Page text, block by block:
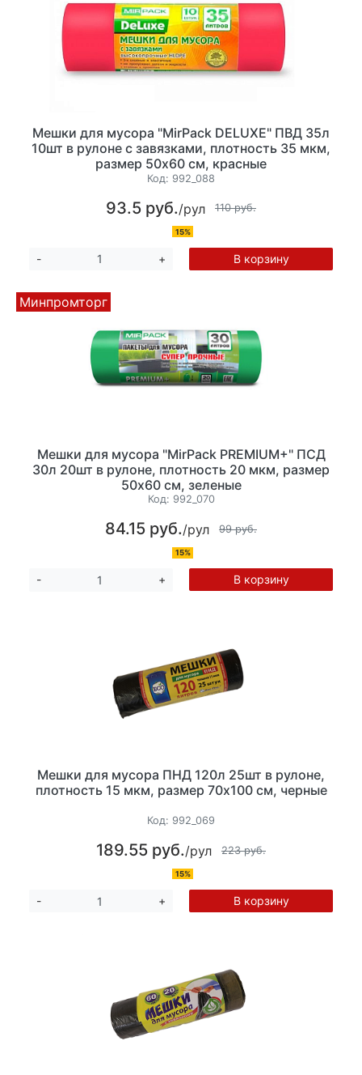
Мешки для мусора "MirPack DELUXE" ПВД 35л
10шт в рулоне с завязками, плотность 35 мкм,
размер 50х60 см, красные
Код: 992_088
93.5 руб./рул 110 руб.
15%
- + В корзину
Минпромторг
Мешки для мусора "MirPack PREMIUM+" ПСД
30л 20шт в рулоне, плотность 20 мкм, размер
50х60 см, зеленые
Код: 992_070
84.15 руб./рул 99 руб.
15%
- + В корзину
Мешки для мусора ПНД 120л 25шт в рулоне,
плотность 15 мкм, размер 70х100 см, черные
Код: 992_069
189.55 руб./рул 223 руб.
15%
- + В корзину